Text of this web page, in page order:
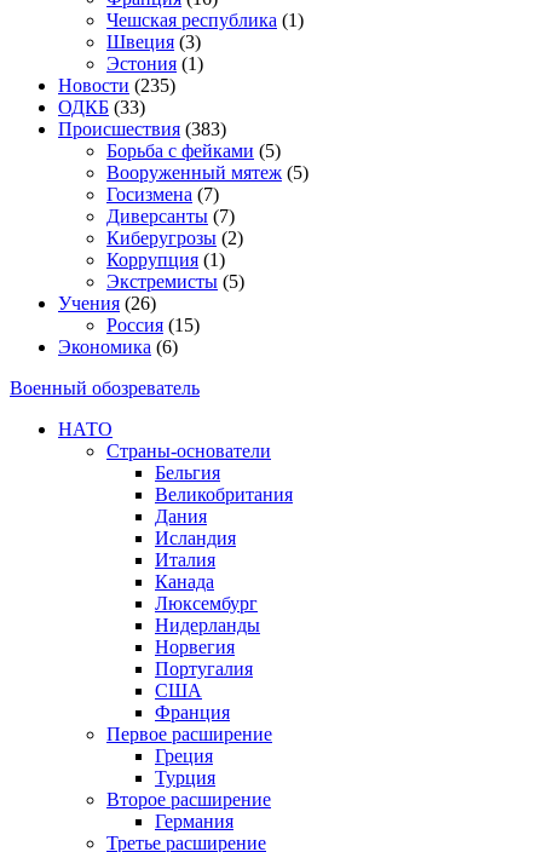
Чешская республика (1)
Швеция (3)
Эстония (1)
Новости (235)
ОДКБ (33)
Происшествия (383)
Борьба с фейками (5)
Вооруженный мятеж (5)
Госизмена (7)
Диверсанты (7)
Киберугрозы (2)
Коррупция (1)
Экстремисты (5)
Учения (26)
Россия (15)
Экономика (6)
Военный обозреватель
НАТО
Страны-основатели
Бельгия
Великобритания
Дания
Исландия
Италия
Канада
Люксембург
Нидерланды
Норвегия
Португалия
США
Франция
Первое расширение
Греция
Турция
Второе расширение
Германия
Третье расширение